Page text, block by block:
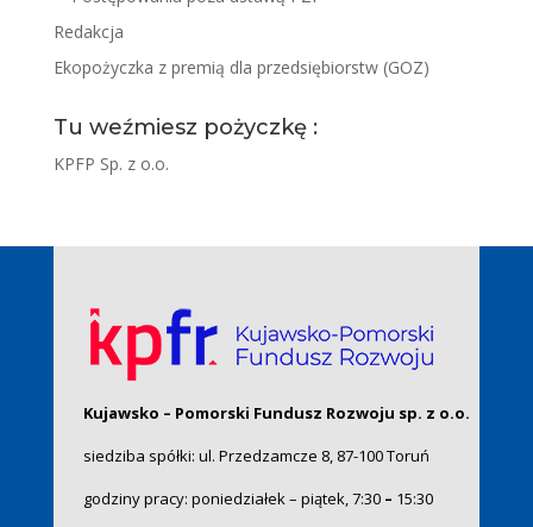
Redakcja
Ekopożyczka z premią dla przedsiębiorstw (GOZ)
Tu weźmiesz pożyczkę :
KPFP Sp. z o.o.
Kujawsko – Pomorski Fundusz Rozwoju sp. z o.o.
siedziba spółki: ul. Przedzamcze 8, 87-100 Toruń
godziny pracy: poniedziałek – piątek, 7:30– 15:30